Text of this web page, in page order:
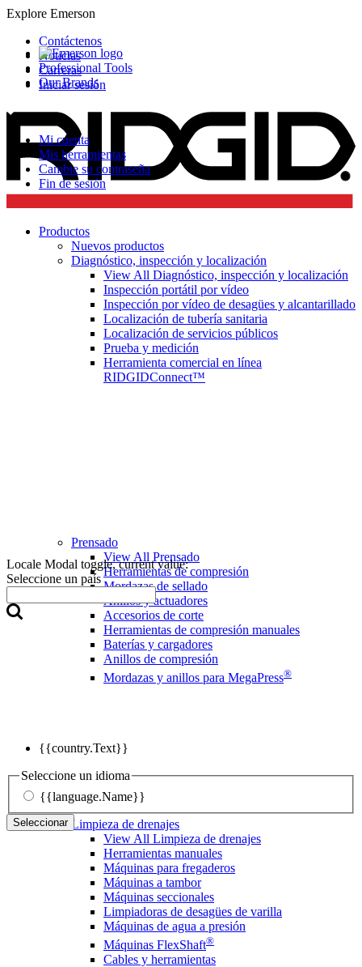
Explore Emerson
Professional Tools
Our Brands
Contáctenos
Noticias
Carreras
Iniciar sesión
Mi cuenta
Mis herramientas
Cambie su contraseña
Fin de sesión
Locale Modal toggle, current value:
Seleccione un país
{{country.Text}}
Seleccione un idioma
{{language.Name}}
Seleccionar
Productos
Nuevos productos
Diagnóstico, inspección y localización
View All Diagnóstico, inspección y localización
Inspección portátil por vídeo
Inspección por vídeo de desagües y alcantarillado
Localización de tubería sanitaria
Localización de servicios públicos
Prueba y medición
Herramienta comercial en línea
RIDGIDConnect™
Prensado
View All Prensado
Herramientas de compresión
Mordazas de sellado
Anillos y actuadores
Accesorios de corte
Herramientas de compresión manuales
Baterías y cargadores
Anillos de compresión
Mordazas y anillos para MegaPress®
Limpieza de drenajes
View All Limpieza de drenajes
Herramientas manuales
Máquinas para fregaderos
Máquinas a tambor
Máquinas seccionales
Limpiadoras de desagües de varilla
Máquinas de agua a presión
Máquinas FlexShaft®
Cables y herramientas